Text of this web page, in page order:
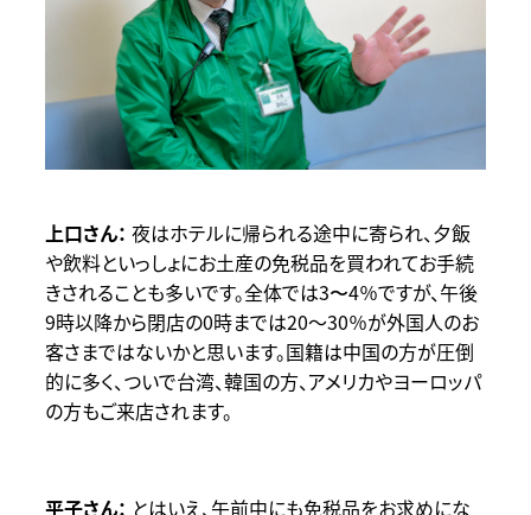
夜はホテルに帰られる途中に寄られ、夕飯
や飲料といっしょにお土産の免税品を買われてお手続
きされることも多いです。全体では3〜4％ですが、午後
9時以降から閉店の0時までは20～30％が外国人のお
客さまではないかと思います。国籍は中国の方が圧倒
的に多く、ついで台湾、韓国の方、アメリカやヨーロッパ
の方もご来店されます。
とはいえ、午前中にも免税品をお求めにな